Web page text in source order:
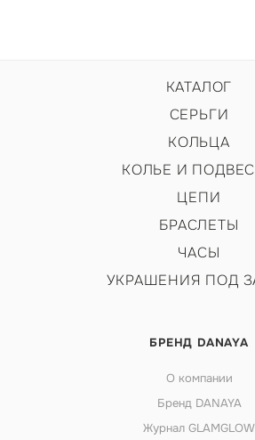
КАТАЛОГ
СЕРЬГИ
КОЛЬЦА
КОЛЬЕ И
ЦЕПИ
БРАСЛЕТЫ
ЧАСЫ
УКРАШЕНИЯ ПОД
БРЕНД DANAYA
О компании
Бренд DANAYA
Журнал GLAMGLOW